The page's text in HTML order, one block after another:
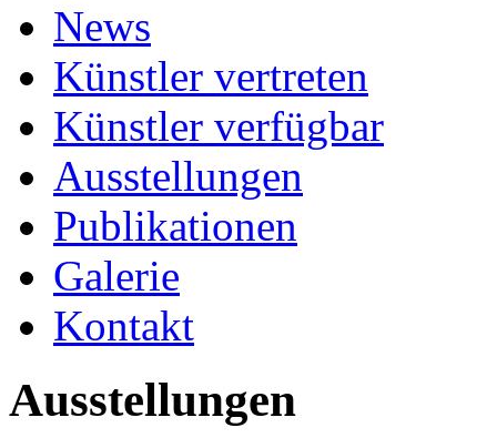
News
Künstler vertreten
Künstler verfügbar
Ausstellungen
Publikationen
Galerie
Kontakt
Ausstellungen